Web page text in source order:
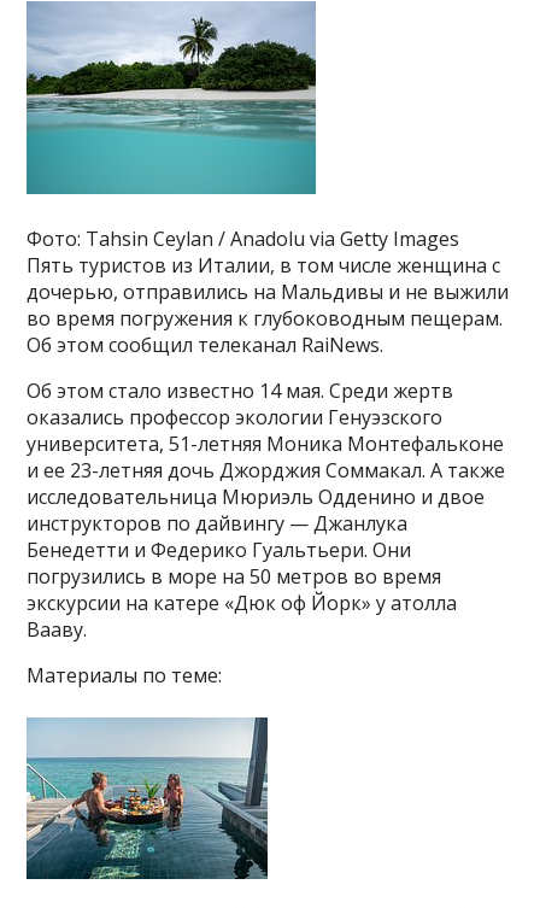
Фото: Tahsin Ceylan / Anadolu via Getty Images
Пять туристов из Италии, в том числе женщина с
дочерью, отправились на Мальдивы и не выжили
во время погружения к глубоководным пещерам.
Об этом сообщил телеканал RaiNews.
Об этом стало известно 14 мая. Среди жертв
оказались профессор экологии Генуэзского
университета, 51-летняя Моника Монтефальконе
и ее 23-летняя дочь Джорджия Соммакал. А также
исследовательница Мюриэль Одденино и двое
инструкторов по дайвингу — Джанлука
Бенедетти и Федерико Гуальтьери. Они
погрузились в море на 50 метров во время
экскурсии на катере «Дюк оф Йорк» у атолла
Вааву.
Материалы по теме: